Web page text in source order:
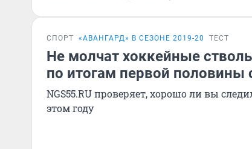
СПОРТ «АВАНГАРД» В СЕЗОНЕ 2019-20 ТЕСТ
Не молчат хоккейные
по итогам первой половины
NGS55.RU проверяет, хорошо ли вы
этом году